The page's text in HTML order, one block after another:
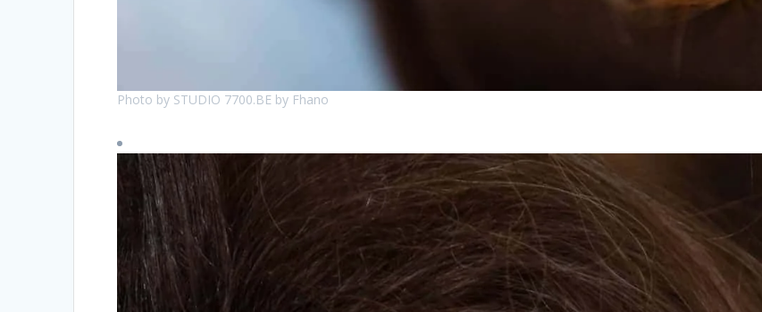
Photo by STUDIO 7700.BE by Fhano